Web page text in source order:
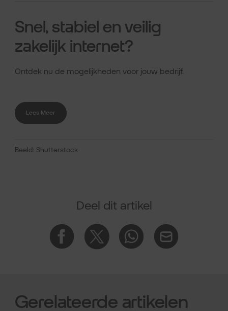
Snel, stabiel en veilig
zakelijk internet?
Ontdek nu de mogelijkheden voor jouw bedrijf.
Lees Meer
Beeld: Shutterstock
Deel dit artikel
Gerelateerde artikelen